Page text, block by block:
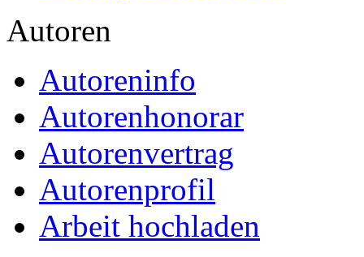
Autoren
Autoreninfo
Autorenhonorar
Autorenvertrag
Autorenprofil
Arbeit hochladen